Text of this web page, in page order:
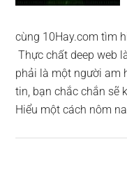
cùng 10Hay.com tìm
Thực chất deep web
phải là một người am
tin, bạn chắc chắn sẽ
Hiểu một cách nôm